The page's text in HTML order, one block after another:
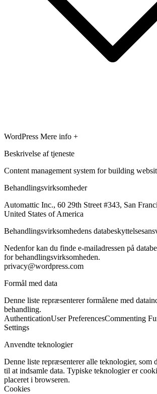
WordPress Mere info +
Beskrivelse af tjeneste
Content management system for building
Behandlingsvirksomheder
Automattic Inc., 60 29th Street #343, San
United States of America
Behandlingsvirksomhedens
Nedenfor kan du finde e-mailadressen på
for behandlingsvirksomheden.
privacy@wordpress.com
Formål med data
Denne liste repræsenterer formålene med
behandling.
AuthenticationUser PreferencesCommenting
Settings
Anvendte teknologier
Denne liste repræsenterer alle teknologier, som
til at indsamle data. Typiske teknologier er
placeret i browseren.
Cookies